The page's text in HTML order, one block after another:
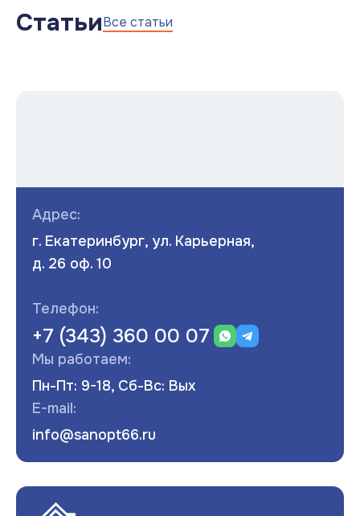
СтатьиВсе статьи
Адрес:
г. Екатеринбург, ул. Карьерная,
д. 26 оф. 10
Телефон:
+7 (343) 360 00 07
Мы работаем:
Пн-Пт: 9-18, Сб-Вс: Вых
E-mail:
info@sanopt66.ru